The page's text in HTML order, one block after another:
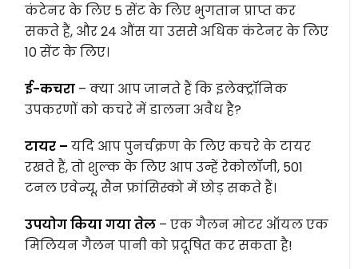
कंटेनर के लिए 5 सेंट के लिए भुगतान प्राप्त कर
सकते हैं, और 24 औंस या उससे अधिक कंटेनर के लिए
10 सेंट के लिए।
ई-कचरा – क्या आप जानते हैं कि इलेक्ट्रॉनिक
उपकरणों को कचरे में डालना अवैध है?
टायर – यदि आप पुनर्चक्रण के लिए कचरे के टायर
रखते हैं, तो शुल्क के लिए आप उन्हें रेकोलॉजी, 501
टनल एवेन्यू, सैन फ्रांसिस्को में छोड़ सकते हैं।
उपयोग किया गया तेल – एक गैलन मोटर ऑयल एक
मिलियन गैलन पानी को प्रदूषित कर सकता है!